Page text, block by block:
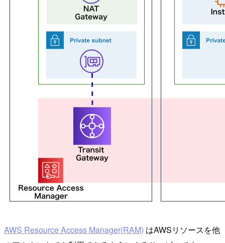
AWS Resource Access Manager(RAM) はAWSリソースを他